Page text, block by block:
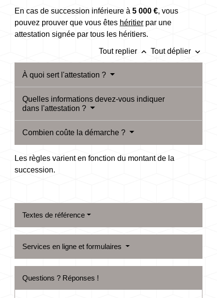
En cas de succession inférieure à 5 000 €, vous
pouvez prouver que vous êtes héritier par une
attestation signée par tous les héritiers.
Tout replier keyboard_arrow_up Tout déplier keyboard_arrow_down
À quoi sert l'attestation ?
Quelles informations devez-vous indiquer
dans l'attestation ?
Combien coûte la démarche ?
Les règles varient en fonction du montant de la
succession.
Textes de référence
Services en ligne et formulaires
Questions ? Réponses !